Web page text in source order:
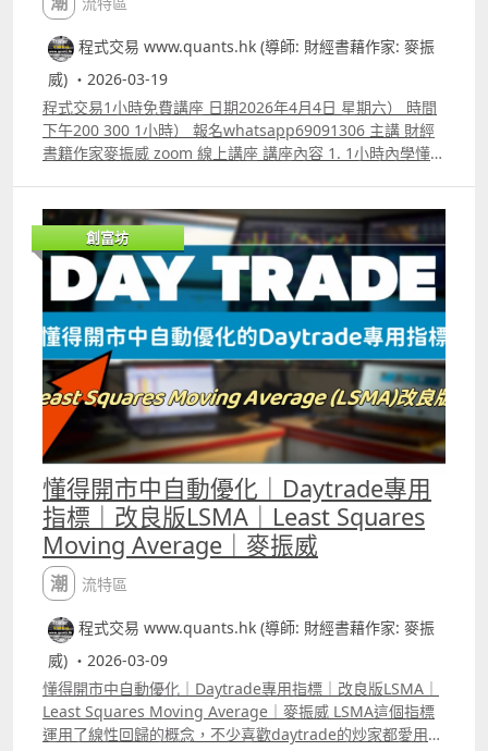
程式交易 www.quants.hk (導師: 財經書藉作家: 麥振
威) ・2026-03-19
程式交易1小時免費講座 日期2026年4月4日 星期六） 時間
下午200 300 1小時） 報名whatsapp69091306 主講 財經
書籍作家麥振威 zoom 線上講座 講座內容 1. 1小時內學懂用
如何快速將pine script寫的交易策略轉為python版本 5.如
何快速學懂用python寫運用排盤市場深度數據的交易策略
autotrade 6.期指盤路分析原理講解 報名whatspp
69091306 或電郵paul.mark881@gmail.com
創富坊
懂得開市中自動優化｜Daytrade專用
指標｜改良版LSMA｜Least Squares
Moving Average｜麥振威
潮流特區
程式交易 www.quants.hk (導師: 財經書藉作家: 麥振
威) ・2026-03-09
懂得開市中自動優化｜Daytrade專用指標｜改良版LSMA｜
Least Squares Moving Average｜麥振威 LSMA這個指標
運用了線性回歸的概念，不少喜歡daytrade的炒家都愛用這